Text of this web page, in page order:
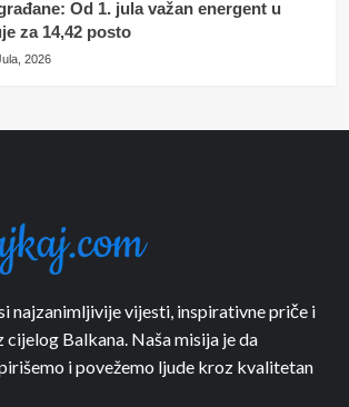
Od 1. jula važan energent u
za 14,42 posto
2026
najzanimljivije vijesti, inspirativne priče i
cijelog Balkana. Naša misija je da
i povežemo ljude kroz kvalitetan